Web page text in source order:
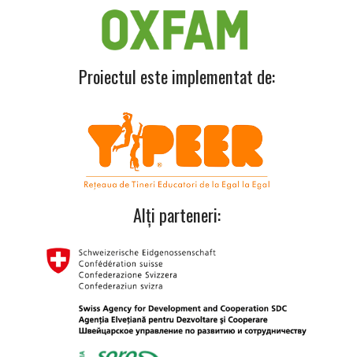
Proiectul este implementat de:
Alți parteneri: